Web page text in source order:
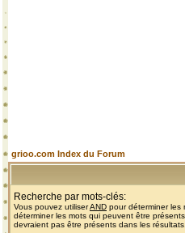
grioo.com Index du Forum
Recherche par mots-clés:
Vous pouvez utiliserAND pour déterminer les
déterminer les mots qui peuvent être
devraient pas être présents dans les